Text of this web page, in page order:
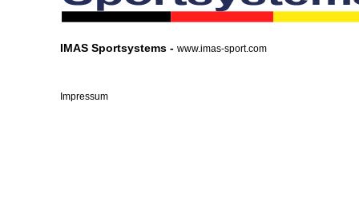
IMAS Sportsystems - www.imas-sport.com
Impressum